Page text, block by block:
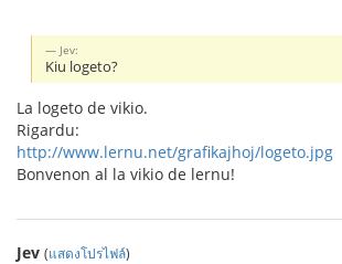
Jev:
Kiu logeto?
La logeto de vikio.
Rigardu:
http://www.lernu.net/grafikajhoj/logeto.jpg
Bonvenon al la vikio de lernu!
Jev (แสดงโปรไฟล์)